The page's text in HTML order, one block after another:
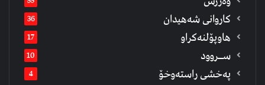
كاروانی شەهیدان 36
هاوپۆلنەكراو 17
ســروود 10
په‌خشی راسته‌وخۆ 4